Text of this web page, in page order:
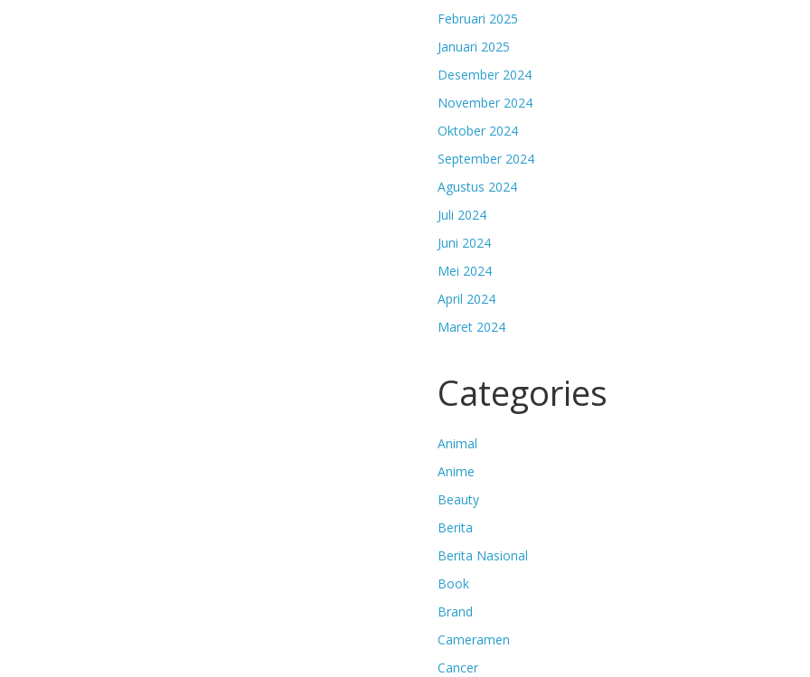
Februari 2025
Januari 2025
Desember 2024
November 2024
Oktober 2024
September 2024
Agustus 2024
Juli 2024
Juni 2024
Mei 2024
April 2024
Maret 2024
Categories
Animal
Anime
Beauty
Berita
Berita Nasional
Book
Brand
Cameramen
Cancer